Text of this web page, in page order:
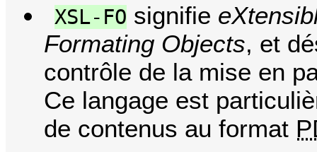
XSL-FO signifie
Formating Objects, et
contrôle de la mise en
Ce langage est
de contenus au format